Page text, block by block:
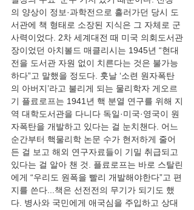
의 양상이 정보·과학전으로 흘러가던 당시 도
서관에 책 형태로 소장된 지식은 그 자체로 군
사력이었다. 2차 세계대전 때 미국 의회도서관
장이었던 아치볼드 매클리시는 1945년 “현대
전을 도서관 자원 없이 치른다는 것은 불가능
하다”고 말했을 정도다. 훗날 ‘소련 원자폭탄
의 아버지’라고 불리게 되는 물리학자 게오르
기 플료로프는 1941년 핵 분열 연구를 위해 지
역 대학도서관을 다니다 독일·미국·영국이 원
자폭탄을 개발하고 있다는 걸 눈치챈다. 어느
순간부터 핵물리학 논문 수가 현저하게 줄어
든 걸 보고 해외 연구자료들이 기밀 취급되고
있다는 걸 알아 챈 것. 플료로프는 바로 스탈린
에게 “우리도 원폭을 빨리 개발해야한다”고 편
지를 쓴다...책은 선전전의 무기가 되기도 했
다. 병사와 국민에게 애국심을 주입하고 상대